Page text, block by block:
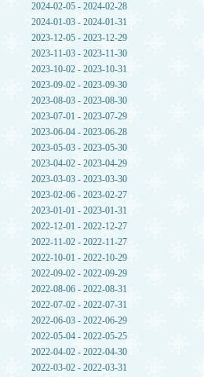
2024-02-05 - 2024-02-28
2024-01-03 - 2024-01-31
2023-12-05 - 2023-12-29
2023-11-03 - 2023-11-30
2023-10-02 - 2023-10-31
2023-09-02 - 2023-09-30
2023-08-03 - 2023-08-30
2023-07-01 - 2023-07-29
2023-06-04 - 2023-06-28
2023-05-03 - 2023-05-30
2023-04-02 - 2023-04-29
2023-03-03 - 2023-03-30
2023-02-06 - 2023-02-27
2023-01-01 - 2023-01-31
2022-12-01 - 2022-12-27
2022-11-02 - 2022-11-27
2022-10-01 - 2022-10-29
2022-09-02 - 2022-09-29
2022-08-06 - 2022-08-31
2022-07-02 - 2022-07-31
2022-06-03 - 2022-06-29
2022-05-04 - 2022-05-25
2022-04-02 - 2022-04-30
2022-03-02 - 2022-03-31